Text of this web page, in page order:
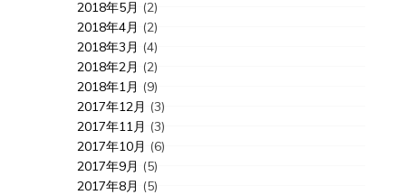
2018年5月 (2)
2018年4月 (2)
2018年3月 (4)
2018年2月 (2)
2018年1月 (9)
2017年12月 (3)
2017年11月 (3)
2017年10月 (6)
2017年9月 (5)
2017年8月 (5)